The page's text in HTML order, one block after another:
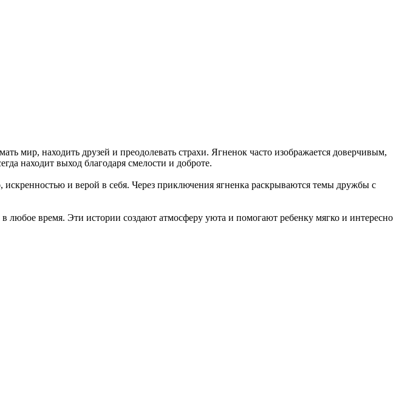
мир, находить друзей и преодолевать страхи. Ягненок часто изображается доверчивым,
находит выход благодаря смелости и доброте.
и верой в себя. Через приключения ягненка раскрываются темы дружбы с
любое время. Эти истории создают атмосферу уюта и помогают ребенку мягко и интересно